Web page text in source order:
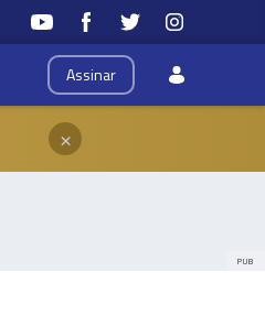
Assinar
×
PUB